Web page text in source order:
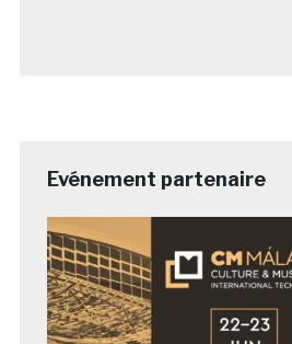
Evénement partenaire